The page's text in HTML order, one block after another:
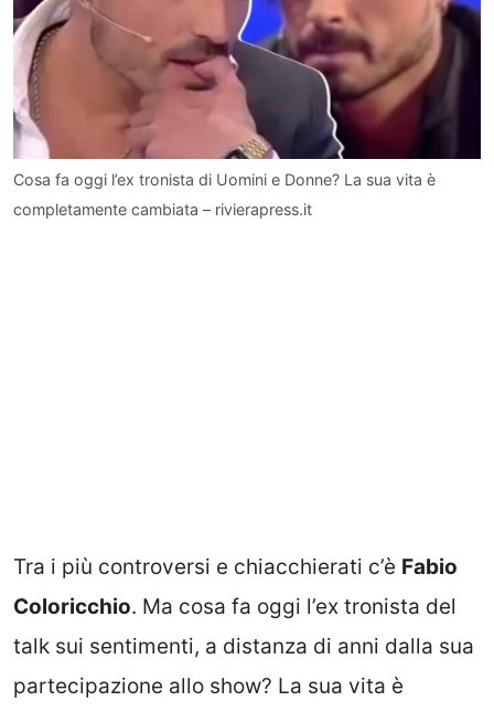
Cosa fa oggi l’ex tronista di Uomini e Donne? La sua vita è
completamente cambiata – rivierapress.it
Tra i più controversi e chiacchierati c’è Fabio
Coloricchio. Ma cosa fa oggi l’ex tronista del
talk sui sentimenti, a distanza di anni dalla sua
partecipazione allo show? La sua vita è